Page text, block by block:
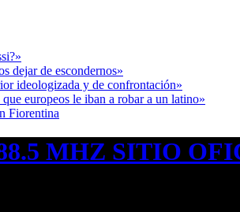
dejar de escondernos»
ideologizada y de confrontación»
europeos le iban a robar a un latino»
Fiorentina
MHZ SITIO